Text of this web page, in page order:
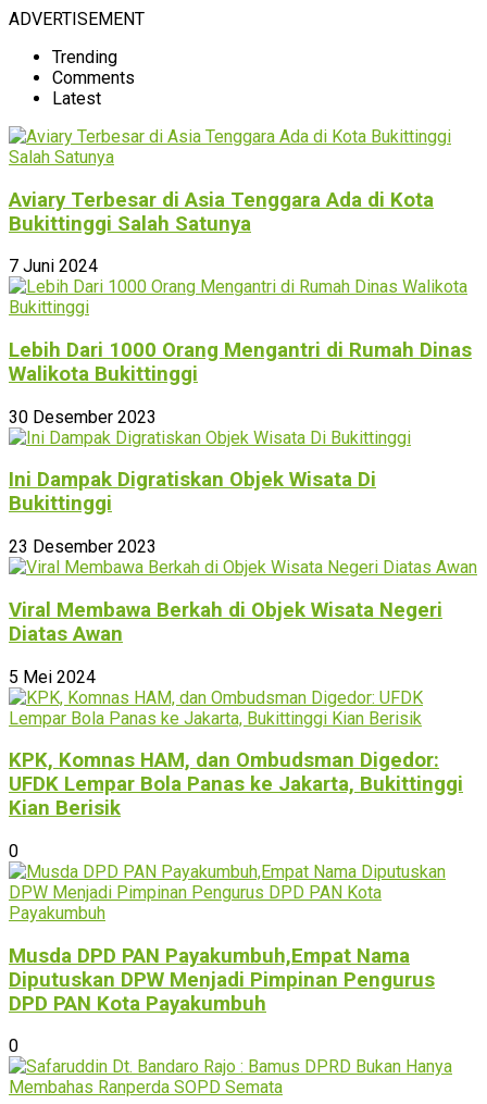
ADVERTISEMENT
Trending
Comments
Latest
Aviary Terbesar di Asia Tenggara Ada di Kota
Bukittinggi Salah Satunya
7 Juni 2024
Lebih Dari 1000 Orang Mengantri di Rumah Dinas
Walikota Bukittinggi
30 Desember 2023
Ini Dampak Digratiskan Objek Wisata Di
Bukittinggi
23 Desember 2023
Viral Membawa Berkah di Objek Wisata Negeri
Diatas Awan
5 Mei 2024
KPK, Komnas HAM, dan Ombudsman Digedor:
UFDK Lempar Bola Panas ke Jakarta, Bukittinggi
Kian Berisik
0
Musda DPD PAN Payakumbuh,Empat Nama
Diputuskan DPW Menjadi Pimpinan Pengurus
DPD PAN Kota Payakumbuh
0